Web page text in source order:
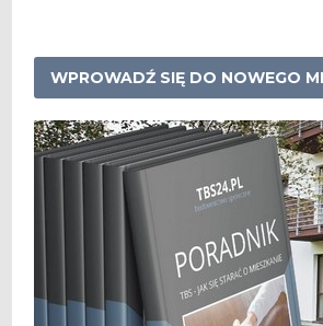
WPROWADŹ SIĘ DO NOWEGO